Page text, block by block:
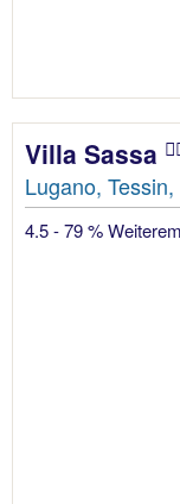
Villa Sassa
Lugano,
4.5 - 79 %